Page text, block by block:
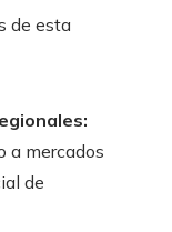
de esta
a mercados
de